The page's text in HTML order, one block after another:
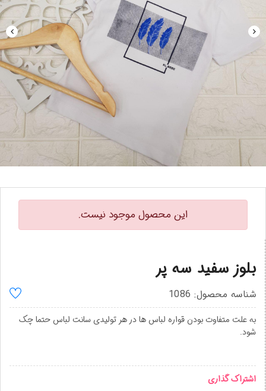
این محصول موجود نیست.
بلوز سفید سه پر
شناسه محصول: 1086
به علت متفاوت بودن قواره لباس ها در هر تولیدی سانت لباس حتما چک
شود.
اشتراک گذاری